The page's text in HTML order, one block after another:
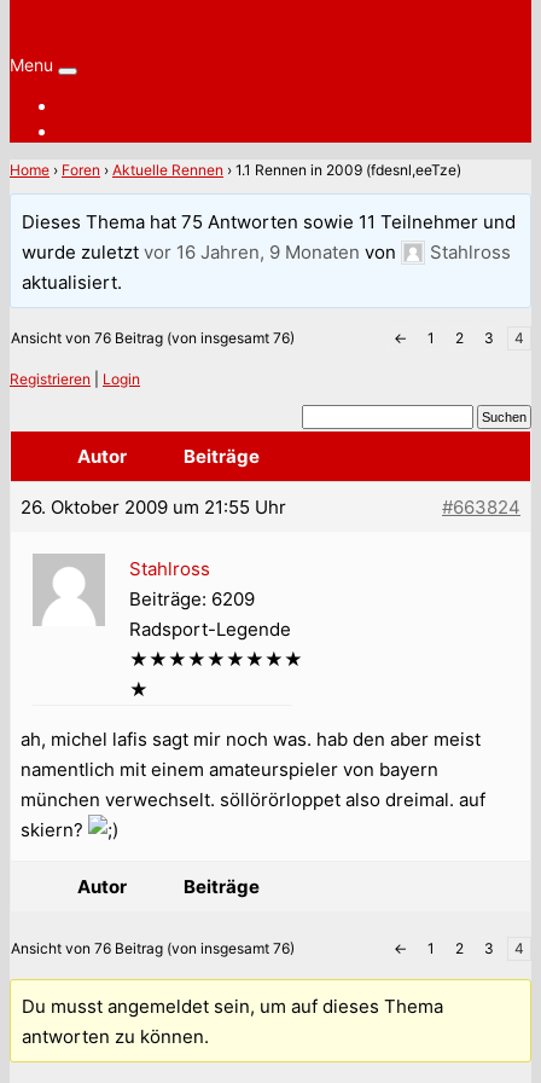
Menu
Home › Foren › Aktuelle Rennen › 1.1 Rennen in 2009 (fdesnl,eeTze)
Dieses Thema hat 75 Antworten sowie 11 Teilnehmer und
wurde zuletztvor 16 Jahren, 9 Monaten von
Stahlross
aktualisiert.
Ansicht von 76 Beitrag (von insgesamt 76) ← 1 2 3 4
Registrieren Login
Autor Beiträge
26. Oktober 2009 um 21:55 Uhr #663824
Stahlross
Beiträge: 6209
Radsport-Legende
★★★★★★★★★
★
ah, michel lafis sagt mir noch was. hab den aber meist
namentlich mit einem amateurspieler von bayern
münchen verwechselt. söllörörloppet also dreimal. auf
skiern?
Autor Beiträge
Ansicht von 76 Beitrag (von insgesamt 76) ← 1 2 3 4
Du musst angemeldet sein, um auf dieses Thema
antworten zu können.